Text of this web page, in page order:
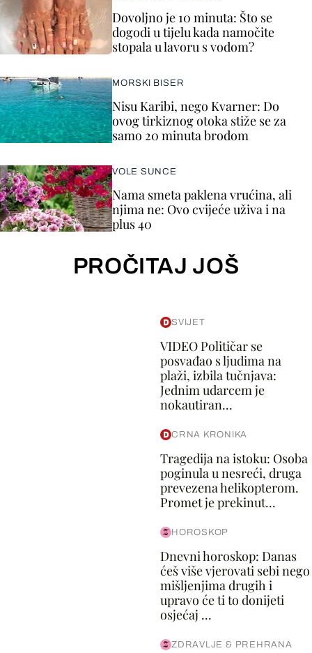
Dovoljno je 10 minuta: Što se
dogodi u tijelu kada namočite
stopala u lavoru s vodom?
MORSKI BISER
Nisu Karibi, nego Kvarner: Do
ovog tirkiznog otoka stiže se za
samo 20 minuta brodom
VOLE SUNCE
Nama smeta paklena vrućina, ali
njima ne: Ovo cvijeće uživa i na
plus 40
PROČITAJ JOŠ
SVIJET
VIDEO Političar se
posvađao s ljudima na
plaži, izbila tučnjava:
Jednim udarcem je
nokautiran...
CRNA KRONIKA
Tragedija na istoku: Osoba
poginula u nesreći, druga
prevezena helikopterom.
Promet je prekinut...
HOROSKOP
Dnevni horoskop: Danas
ćeš više vjerovati sebi nego
mišljenjima drugih i
upravo će ti to donijeti
osjećaj ...
ZDRAVLJE & PREHRANA